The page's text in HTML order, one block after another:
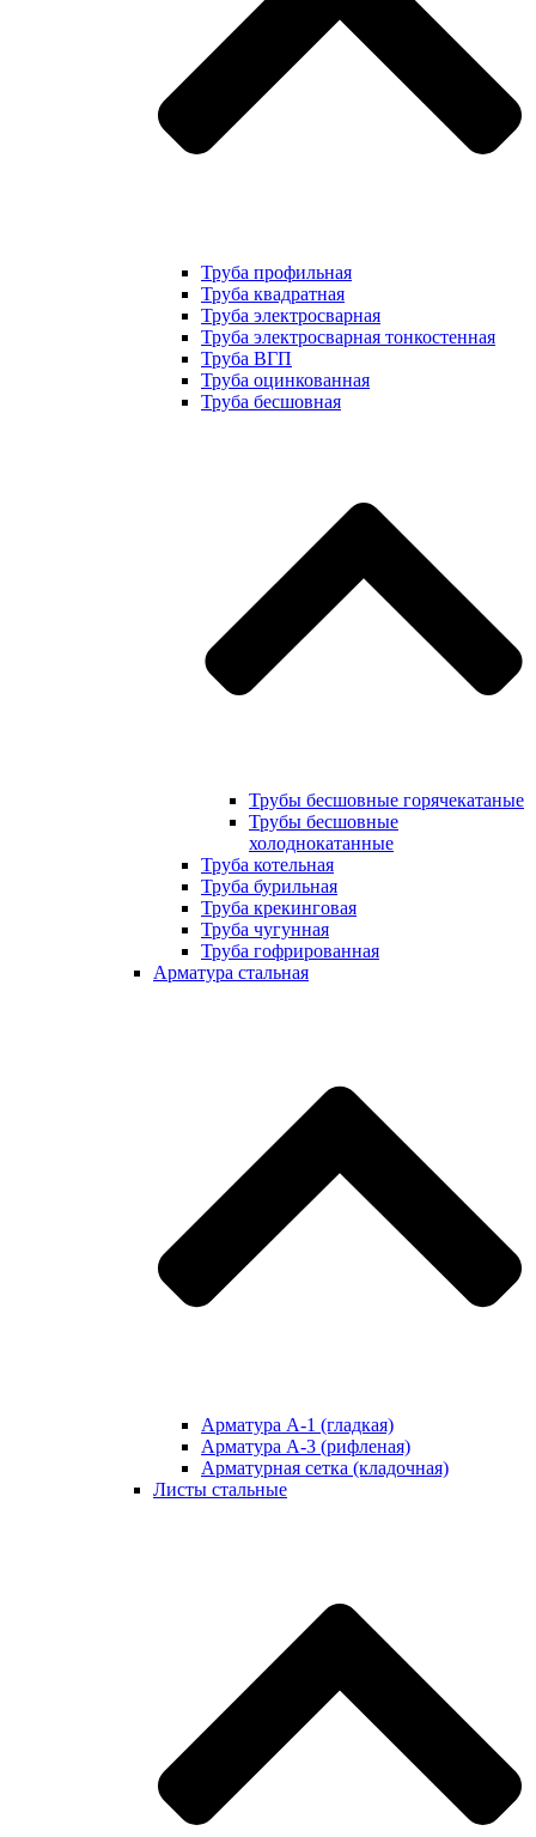
Труба профильная
Труба квадратная
Труба электросварная
Труба электросварная тонкостенная
Труба ВГП
Труба оцинкованная
Труба бесшовная
Трубы бесшовные горячекатаные
Трубы бесшовные
холоднокатанные
Труба котельная
Труба бурильная
Труба крекинговая
Труба чугунная
Труба гофрированная
Арматура стальная
Арматура А-1 (гладкая)
Арматура А-3 (рифленая)
Арматурная сетка (кладочная)
Листы стальные